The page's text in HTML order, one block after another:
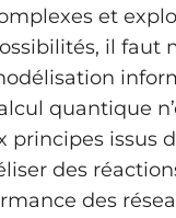
et
il faut
quantique
principes issus
des
des